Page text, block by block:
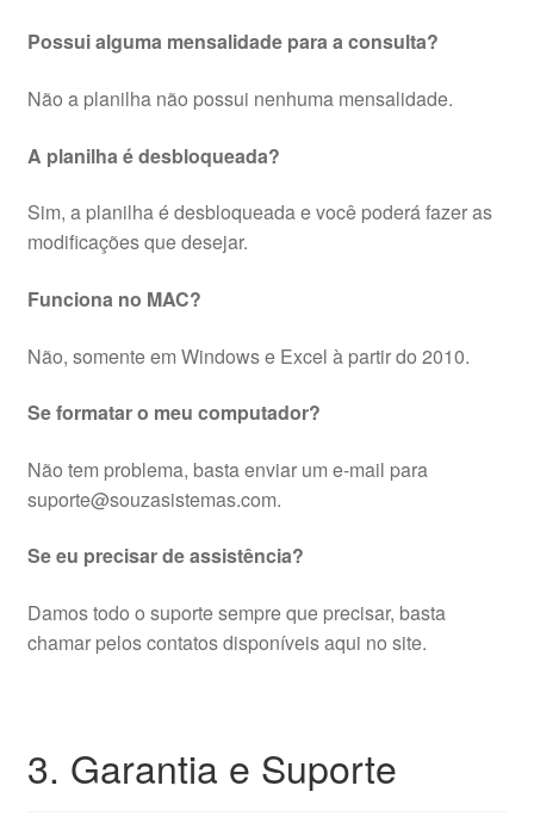
Possui alguma mensalidade para a consulta?
Não a planilha não possui nenhuma mensalidade.
A planilha é desbloqueada?
Sim, a planilha é desbloqueada e você poderá fazer as
modificações que desejar.
Funciona no MAC?
Não, somente em Windows e Excel à partir do 2010.
Se formatar o meu computador?
Não tem problema, basta enviar um e-mail para
suporte@souzasistemas.com.
Se eu precisar de assistência?
Damos todo o suporte sempre que precisar, basta
chamar pelos contatos disponíveis aqui no site.
3. Garantia e Suporte